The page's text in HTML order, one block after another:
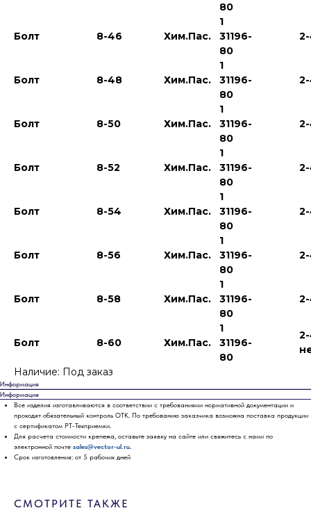
80
Болт 8-46 Хим.Пас.
1
31196-
80
Болт 8-48 Хим.Пас.
1
31196-
80
Болт 8-50 Хим.Пас.
1
31196-
80
Болт 8-52 Хим.Пас.
1
31196-
80
Болт 8-54 Хим.Пас.
1
31196-
80
Болт 8-56 Хим.Пас.
1
31196-
80
Болт 8-58 Хим.Пас.
1
31196-
80
Болт 8-60 Хим.Пас.
1
31196-
80
Наличие: Под заказ
Информация
Информация
Все изделия изготавливаются в соответствии с требованиями нормативной документации и
проходят обязательный контроль ОТК. По требованию заказчика возможна поставка продукции
с сертификатом РТ-Техприемки.
Для расчета стоимости крепежа, оставьте заявку на сайте или свяжитесь с нами по
электронной почте sales@vector-ul.ru.
Срок изготовления: от 5 рабочих дней
СМОТРИТЕ ТАКЖЕ